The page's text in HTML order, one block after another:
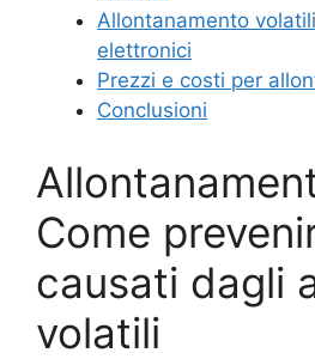
Allontanamento
elettronici
Prezzi e costi per
Conclusioni
Come
causati dagli
volatili